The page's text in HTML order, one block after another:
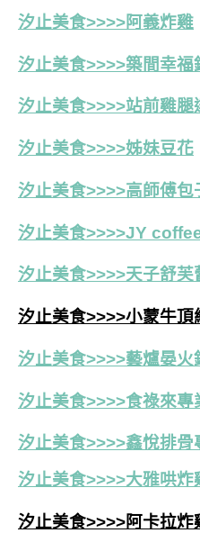
汐止美食>>>>阿義炸雞
汐止美食>>>>築間幸福
汐止美食>>>>站前雞腿
汐止美食>>>>姊妹豆花
汐止美食>>>>高師傅包
汐止美食>>>>JY
汐止美食>>>>天子舒芙
汐止美食>>>>小蒙牛頂
汐止美食>>>>藝爐晏火
汐止美食>>>>食祿來專
汐止美食>>>>鑫悅排骨
汐止美食>>>>大雅哄炸
汐止美食>>>>阿卡拉炸